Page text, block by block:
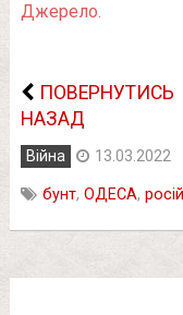
Джерело.
ПОВЕРНУТИСЬ
НАЗАД
Війна 13.03.2022
бунт, ОДЕСА,